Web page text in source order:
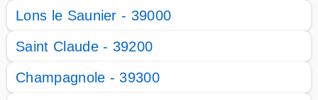
Lons le Saunier - 39000
Saint Claude - 39200
Champagnole - 39300